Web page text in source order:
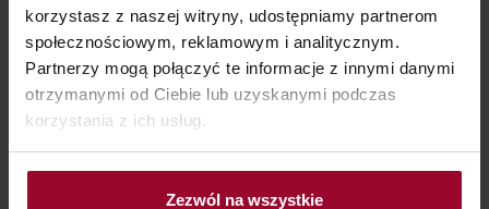
korzystasz z naszej witryny, udostępniamy partnerom
społecznościowym, reklamowym i analitycznym.
Partnerzy mogą połączyć te informacje z innymi danymi
otrzymanymi od Ciebie lub uzyskanymi podczas
korzystania z ich usług.
Zezwól na wszystkie
glinki kaolinowej doskonale oczyszcza, matuje skórę
oraz redukuje istniejące niedoskonałości. W jej
składzie znajdziesz też matchę, która detoksykuje,
nawilża, odmładza oraz matuje i reguluje wydzielanie
sebum. Jednocześnie pasta nie zatyka porów i nie
powoduje uczucia ściągnięcia.
Alternatywnym produktem jestOczyszczający żel do